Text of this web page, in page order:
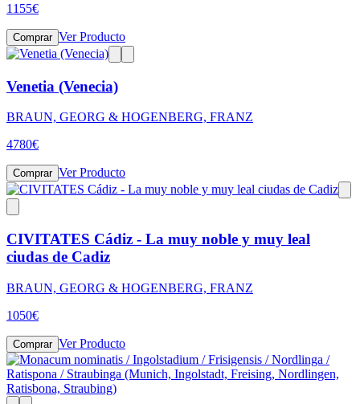
1155€
Comprar Ver Producto
Venetia (Venecia)
BRAUN, GEORG & HOGENBERG, FRANZ
4780€
Comprar Ver Producto
CIVITATES Cádiz - La muy noble y muy leal
ciudas de Cadiz
BRAUN, GEORG & HOGENBERG, FRANZ
1050€
Comprar Ver Producto